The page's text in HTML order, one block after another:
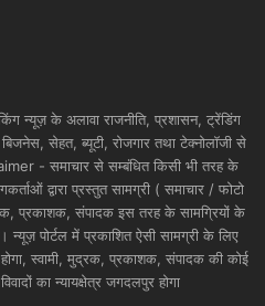
न्यूज़ के अलावा राजनीति, प्रशासन, ट्रेंडिंग
सेहत, ब्यूटी, रोजगार तथा टेक्नोलॉजी से
- समाचार से सम्बंधित किसी भी तरह के
द्वारा प्रस्तुत सामग्री ( समाचार / फोटो
प्रकाशक, संपादक इस तरह के सामग्रियों के
न्यूज़ पोर्टल में प्रकाशित ऐसी सामग्री के लिए
स्वामी, मुद्रक, प्रकाशक, संपादक की कोई
का न्यायक्षेत्र जगदलपुर होगा